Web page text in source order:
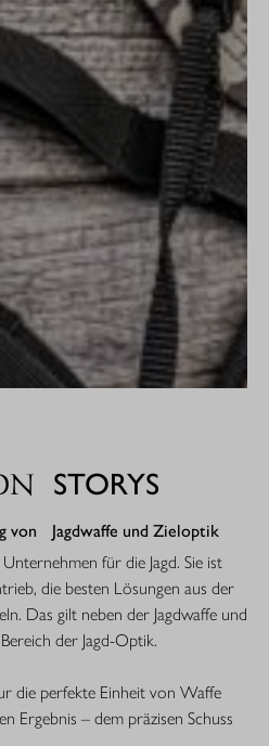
STORYS
von Jagdwaffe und Zieloptik
für die Jagd. Sie ist
die besten Lösungen aus der
Das gilt neben der Jagdwaffe und
der Jagd-Optik.
die perfekte Einheit von Waffe
Ergebnis – dem präzisen Schuss